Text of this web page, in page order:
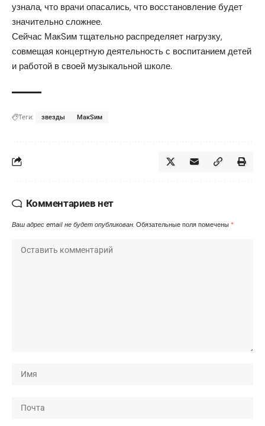
узнала, что врачи опасались, что восстановление будет
значительно сложнее.
Сейчас МакSим тщательно распределяет нагрузку,
совмещая концертную деятельность с воспитанием детей
и работой в своей музыкальной школе.
Теги: звезды МакSим
Комментариев нет
Ваш адрес email не будет опубликован. Обязательные поля помечены *